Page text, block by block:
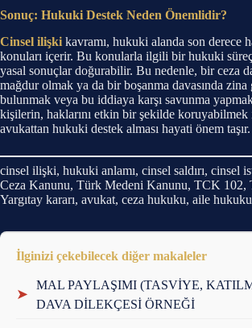
Sonuç: Hukuki Destek Neden Önemlidir?
Cinsel ilişki kavramı, hukuki alanda son derece
konuları içerir. Bu konularla ilgili bir hukuki
yasal sonuçlar doğurabilir. Bu nedenle, bir ceza
mağdur olmak ya da bir boşanma davasında
bulunmak veya bu iddiaya karşı savunma
kişilerin, haklarını etkin bir şekilde
avukattan hukuki destek alması hayati önem taşır.
cinsel ilişki, hukuki anlamı, cinsel saldırı, cinsel
Ceza Kanunu, Türk Medeni Kanunu, TCK
Yargıtay kararı, avukat, ceza hukuku, aile hukuku
İlginizi çekebilecek diğer makaleler
➤
MAL PAYLAŞIMI (TASVİYE,
DAVA DİLEKÇESİ ÖRNEĞİ